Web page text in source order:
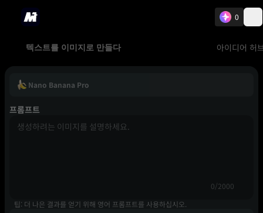
0
텍스트를 이미지로 만들다 아이디어 허
Nano Banana Pro
프롬프트
0/2000
팁: 더 나은 결과를 얻기 위해 영어 프롬프트를 사용하십시오.